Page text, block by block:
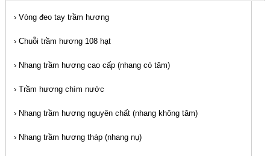
› Vòng đeo tay trầm hương
› Chuỗi trầm hương 108 hạt
› Nhang trầm hương cao cấp (nhang có tăm)
› Trầm hương chìm nước
› Nhang trầm hương nguyên chất (nhang không tăm)
› Nhang trầm hương tháp (nhang nụ)